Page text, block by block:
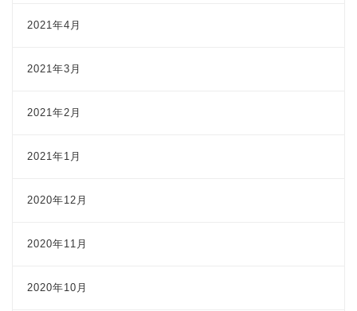
2021年4月
2021年3月
2021年2月
2021年1月
2020年12月
2020年11月
2020年10月